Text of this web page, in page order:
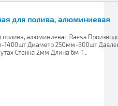
для полива, алюминиевая
полива, алюминиевая Raesa
1400шт Диаметр 250мм-300шт
Стенка 2мм Длина 6м Т...